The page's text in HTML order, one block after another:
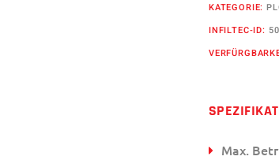
KATEGORIE:
INFILTEC-ID:
Max.